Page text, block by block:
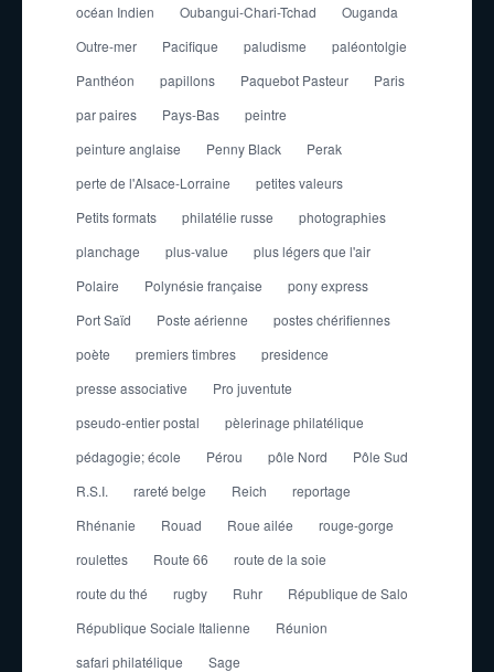
océan Indien
Oubangui-Chari-Tchad
Ouganda
Outre-mer
Pacifique paludisme
paléontolgie
Panthéon
papillons Paquebot Pasteur
Paris
par paires
Pays-Bas
peintre
peinture anglaise
Penny Black
Perak
perte de l'Alsace-Lorraine
petites valeurs
Petits formats
philatélie russe
photographies
planchage
plus-value
plus légers que l'air
Polaire
Polynésie française
pony express
Port Saïd
Poste aérienne
postes chérifiennes
poète
premiers timbres
presidence
presse associative
Pro juventute
pseudo-entier postal
pèlerinage philatélique
pédagogie; école
Pérou pôle Nord
Pôle Sud
R.S.I.
rareté belge Reich
reportage
Rhénanie
Rouad Roue ailée
rouge-gorge
roulettes
Route 66
route de la soie
route du thé
rugby Ruhr
République de Salo
République Sociale Italienne
Réunion
safari philatélique
Sage